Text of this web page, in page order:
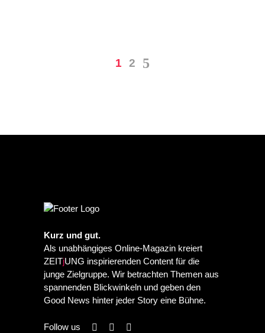
1 2
Kurz und gut.
Als unabhängiges Online-Magazin kreiert
ZEITjUNG inspirierenden Content für die
junge Zielgruppe. Wir betrachten Themen aus
spannenden Blickwinkeln und geben den
Good News hinter jeder Story eine Bühne.
Follow us